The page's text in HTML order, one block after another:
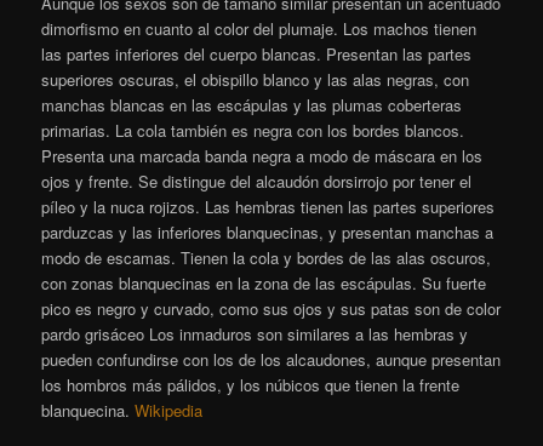
dimorfismo en cuanto al color del plumaje. Los machos tienen
las partes inferiores del cuerpo blancas. Presentan las partes
superiores oscuras, el obispillo blanco y las alas negras, con
manchas blancas en las escápulas y las plumas coberteras
primarias. La cola también es negra con los bordes blancos.
Presenta una marcada banda negra a modo de máscara en los
ojos y frente. Se distingue del alcaudón dorsirrojo por tener el
píleo y la nuca rojizos. Las hembras tienen las partes superiores
parduzcas y las inferiores blanquecinas, y presentan manchas a
modo de escamas. Tienen la cola y bordes de las alas oscuros,
con zonas blanquecinas en la zona de las escápulas. Su fuerte
pico es negro y curvado, como sus ojos y sus patas son de color
pardo grisáceo Los inmaduros son similares a las hembras y
pueden confundirse con los de los alcaudones, aunque presentan
los hombros más pálidos, y los núbicos que tienen la frente
blanquecina.Wikipedia